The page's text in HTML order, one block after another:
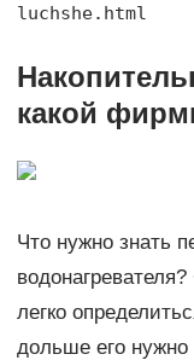
luchshe.html
какой
Что нужно знать
легко
дольше его